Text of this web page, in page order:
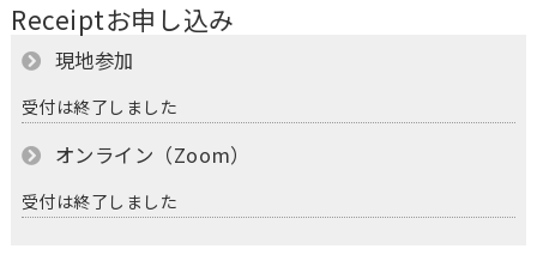
Receiptお申し込み
現地参加
受付は終了しました
オンライン（Zoom）
受付は終了しました